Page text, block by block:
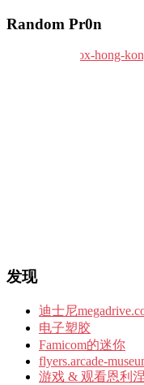
Random Pr0n
发现
迪士尼
电子塑胶
Famicom的迷你
flyers.arcade-
游戏 & 观看恩利涅